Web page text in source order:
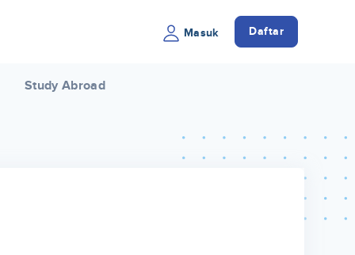
Masuk Daftar
Study Abroad